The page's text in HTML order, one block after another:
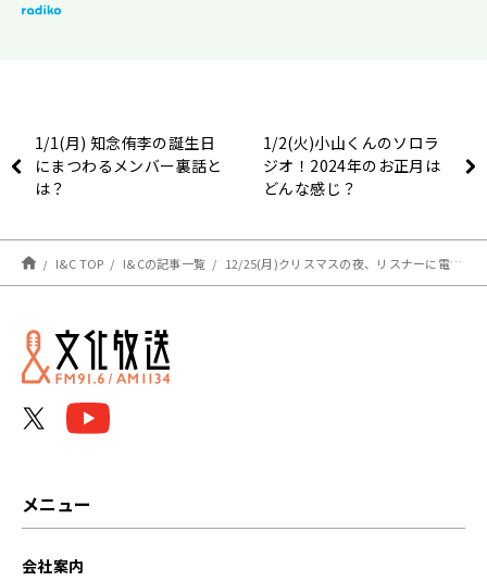
1/1(月) 知念侑李の誕生日
にまつわるメンバー裏話と
は？
1/2(火)小山くんのソロラ
ジオ！2024年のお正月は
どんな感じ？
I&C TOP I&Cの記事一覧 12/25(月)クリスマスの夜、リスナーに電話して恋の悩みを大解決！？【駒木根葵汰のレコメン！】
メニュー
会社案内